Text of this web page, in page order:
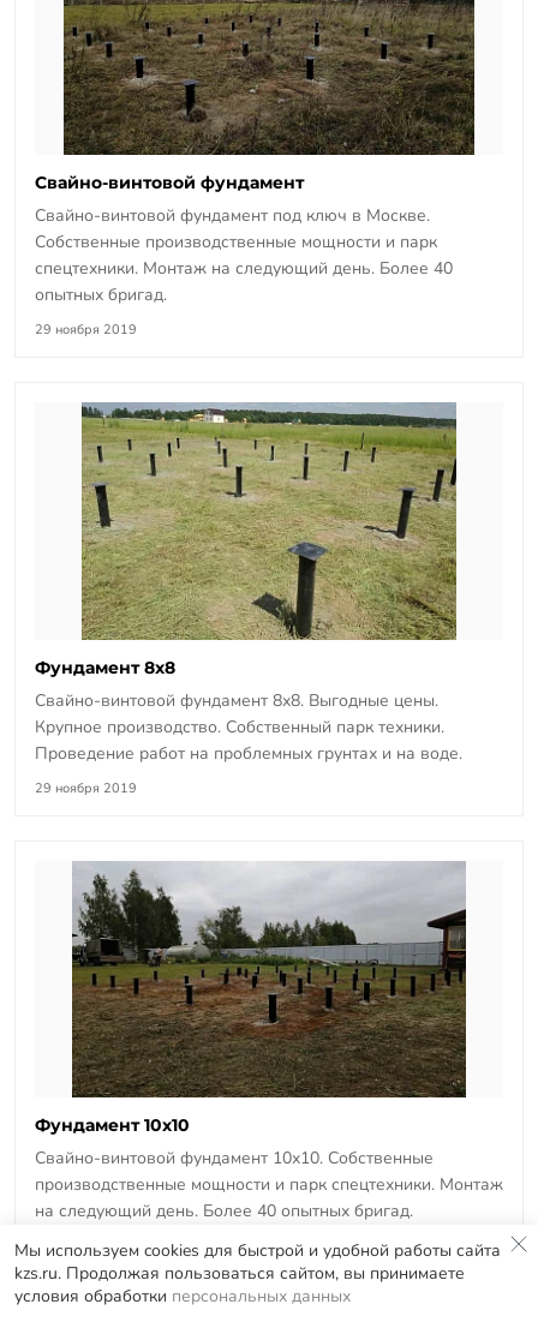
Свайно-винтовой фундамент
Свайно-винтовой фундамент под ключ в Москве.
Собственные производственные мощности и парк
спецтехники. Монтаж на следующий день. Более 40
опытных бригад.
29 ноября 2019
Фундамент 8х8
Свайно-винтовой фундамент 8х8. Выгодные цены.
Крупное производство. Собственный парк техники.
Проведение работ на проблемных грунтах и на воде.
29 ноября 2019
Фундамент 10х10
Свайно-винтовой фундамент 10х10. Собственные
производственные мощности и парк спецтехники. Монтаж
на следующий день. Более 40 опытных бригад.
29 ноября 2019
Мы используем cookies для быстрой и удобной работы сайта
kzs.ru. Продолжая пользоваться сайтом, вы принимаете
условия обработки персональных данных